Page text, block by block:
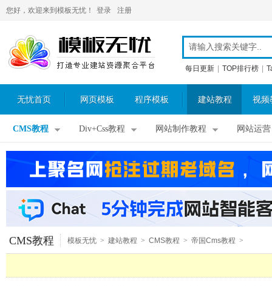
您好，欢迎来到模板无忧！ 登录 注册
每日更新 TOP排行榜
无忧首页 网页模板 程序模板 建站教程 视频
CMS教程 Div+Css教程 网站制作教程 网站运营
CMS教程 模板无忧 > 建站教程 > CMS教程 > 帝国Cms教程 >